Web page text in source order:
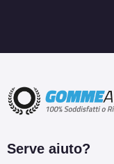
Serve aiuto?